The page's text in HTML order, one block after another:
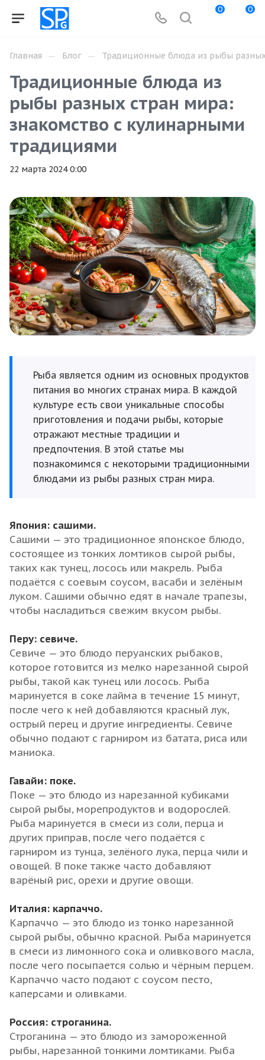
0 0
Главная — Блог — Традиционные блюда из рыбы
Традиционные блюда из
рыбы разных стран мира:
знакомство с кулинарными
традициями
22 марта 2024 0:00
Рыба является одним из основных продуктов
питания во многих странах мира. В каждой
культуре есть свои уникальные способы
приготовления и подачи рыбы, которые
отражают местные традиции и
предпочтения. В этой статье мы
познакомимся с некоторыми традиционными
блюдами из рыбы разных стран мира.
Япония: сашими.
Сашими — это традиционное японское блюдо,
состоящее из тонких ломтиков сырой рыбы,
таких как тунец, лосось или макрель. Рыба
подаётся с соевым соусом, васаби и зелёным
луком. Сашими обычно едят в начале трапезы,
чтобы насладиться свежим вкусом рыбы.
Перу: севиче.
Севиче — это блюдо перуанских рыбаков,
которое готовится из мелко нарезанной сырой
рыбы, такой как тунец или лосось. Рыба
маринуется в соке лайма в течение 15 минут,
после чего к ней добавляются красный лук,
острый перец и другие ингредиенты. Севиче
обычно подают с гарниром из батата, риса или
маниока.
Гавайи: поке.
Поке — это блюдо из нарезанной кубиками
сырой рыбы, морепродуктов и водорослей.
Рыба маринуется в смеси из соли, перца и
других приправ, после чего подаётся с
гарниром из тунца, зелёного лука, перца чили и
овощей. В поке также часто добавляют
варёный рис, орехи и другие овощи.
Италия: карпаччо.
Карпаччо — это блюдо из тонко нарезанной
сырой рыбы, обычно красной. Рыба маринуется
в смеси из лимонного сока и оливкового масла,
после чего посыпается солью и чёрным перцем.
Карпаччо часто подают с соусом песто,
каперсами и оливками.
Россия: строганина.
Строганина — это блюдо из замороженной
рыбы, нарезанной тонкими ломтиками. Рыба